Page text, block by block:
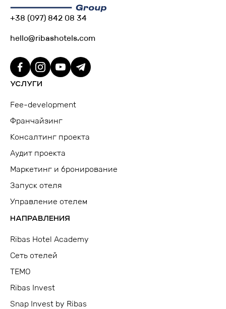
УСЛУГИ
Fee-development
Франчайзинг
Консалтинг проекта
Аудит проекта
Маркетинг и бронирование
Запуск отеля
Управление отелем
НАПРАВЛЕНИЯ
Ribas Hotel Academy
Сеть отелей
TEMO
Ribas Invest
Snap Invest by Ribas
+38 (097) 842 08 34
hello@ribashotels.com